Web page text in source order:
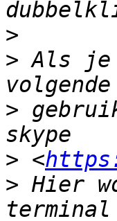
>
> Als je
>
> <
> Hier